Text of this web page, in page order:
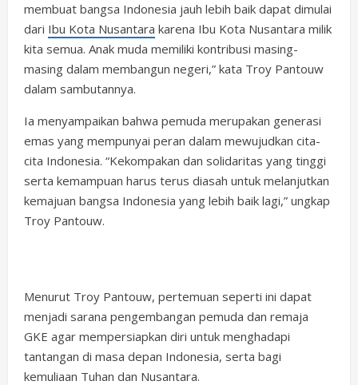
membuat bangsa Indonesia jauh lebih baik dapat dimulai
dari Ibu Kota Nusantara karena Ibu Kota Nusantara milik
kita semua. Anak muda memiliki kontribusi masing-
masing dalam membangun negeri,” kata Troy Pantouw
dalam sambutannya.
Ia menyampaikan bahwa pemuda merupakan generasi
emas yang mempunyai peran dalam mewujudkan cita-
cita Indonesia. “Kekompakan dan solidaritas yang tinggi
serta kemampuan harus terus diasah untuk melanjutkan
kemajuan bangsa Indonesia yang lebih baik lagi,” ungkap
Troy Pantouw.
Menurut Troy Pantouw, pertemuan seperti ini dapat
menjadi sarana pengembangan pemuda dan remaja
GKE agar mempersiapkan diri untuk menghadapi
tantangan di masa depan Indonesia, serta bagi
kemuliaan Tuhan dan Nusantara.